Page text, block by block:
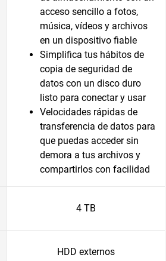
acceso sencillo a fotos,
música, vídeos y archivos
en un dispositivo fiable
Simplifica tus hábitos de
copia de seguridad de
datos con un disco duro
listo para conectar y usar
Velocidades rápidas de
transferencia de datos para
que puedas acceder sin
demora a tus archivos y
compartirlos con facilidad
4 TB
HDD externos